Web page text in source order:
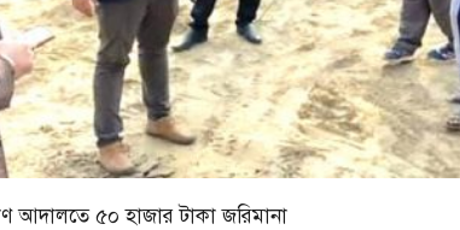
আদালতে ৫০ হাজার টাকা জরিমানা